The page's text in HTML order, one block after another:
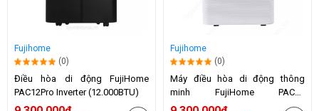
Fujihome
(0)
Điều hòa di động FujiHome
PAC12Pro Inverter (12.000BTU)
Fujihome
(0)
Máy điều hòa di động thông
minh FujiHome PAC14
(14.000BTU)